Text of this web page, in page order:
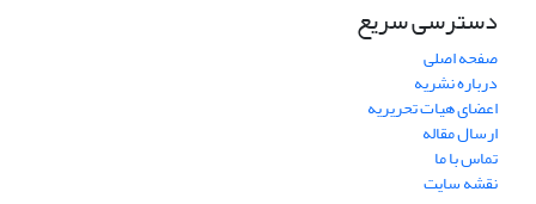
دسترسی سریع
صفحه اصلی
درباره نشریه
اعضای هیات تحریریه
ارسال مقاله
تماس با ما
نقشه سایت